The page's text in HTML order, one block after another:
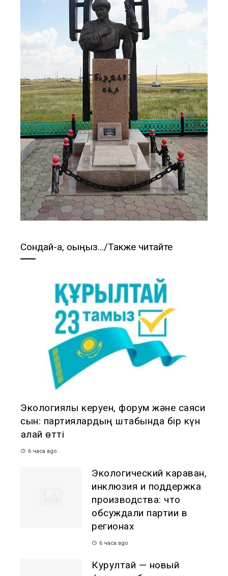
Сондай-ақ, оқыңыз…/Также читайте
Экологиялық керуен, форум және саяси
сын: партиялардың штабында бір күн
қалай өтті
6 часа ago
Экологический караван,
инклюзия и поддержка
производства: что
обсуждали партии в
регионах
6 часа ago
Курултай — новый